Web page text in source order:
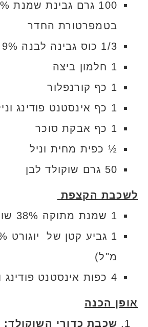
בטמפרטורת החדר
1/3 כוס גבינה לבנה 9% שומן
1 חלמון ביצה
1 כף קורנפלור
1 כף אינסטנט פודינג וניל
1 כף אבקת סוכר
½ כפית מחית וניל
50 גרם שוקולד לבן
לשכבת הקצפת
1 שמנת מתוקה 38% שומן
מ"ל)
4 כפות אינסטנט פודינג וניל
אופן הכנה
שכבת כדורי השוקולד: